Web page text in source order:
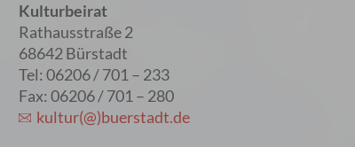
Kulturbeirat
Rathausstraße 2
68642 Bürstadt
Tel: 06206 / 701 – 233
Fax: 06206 / 701 – 280
kultur(@)buerstadt.de